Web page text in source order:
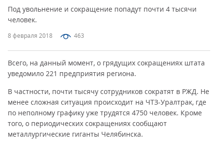
8 февраля 2018 463
Под увольнение и сокращение попадут почти 4 тысячи
человек.
Всего, на данный момент, о грядущих сокращениях штата
уведомило 221 предприятия региона.
В частности, почти тысячу сотрудников сократят в РЖД. Не
менее сложная ситуация происходит на ЧТЗ-Уралтрак, где
по неполному графику уже трудятся 4750 человек. Кроме
того, о периодических сокращениях сообщают
металлургические гиганты Челябинска.